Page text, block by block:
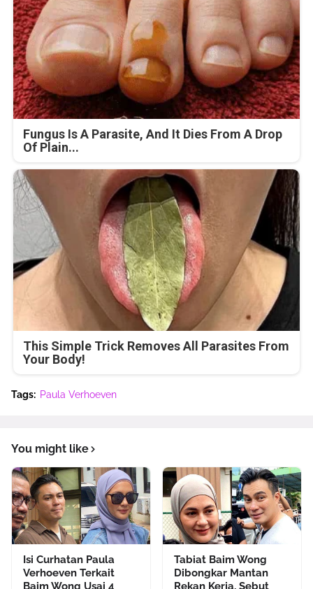
Fungus Is A Parasite, And It Dies From A Drop
Of Plain...
This Simple Trick Removes All Parasites From
Your Body!
Tags: Paula Verhoeven
You might like
Isi Curhatan Paula
Verhoeven Terkait
Baim Wong Usai 4
Tabiat Baim Wong
Dibongkar Mantan
Rekan Kerja, Sebut